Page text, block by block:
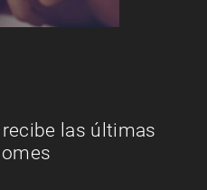
las últimas